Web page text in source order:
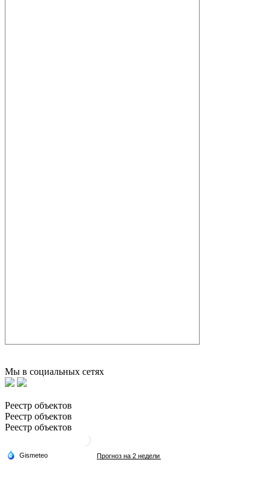
Мы в социальных сетях
Реестр объектов
Реестр объектов
Реестр объектов